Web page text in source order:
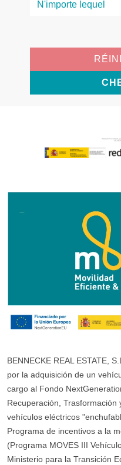
BENNECKE REAL ESTATE,
por la adquisición de un
cargo al Fondo
Recuperación, Trasformación
vehículos eléctricos
Programa de incentivos a la
(Programa MOVES III
Ministerio para la Transición